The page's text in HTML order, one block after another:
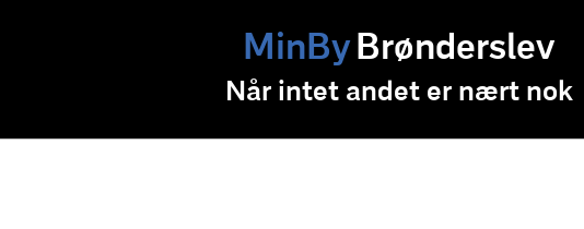
MinByBrønderslev
Når intet andet er nært nok